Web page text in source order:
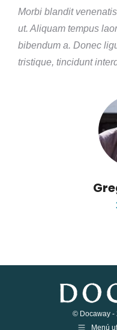
Morbi blandit
ut. Aliquam tempus
bibendum a. Donec
tristique, tincidunt
© Docaway -
Menú